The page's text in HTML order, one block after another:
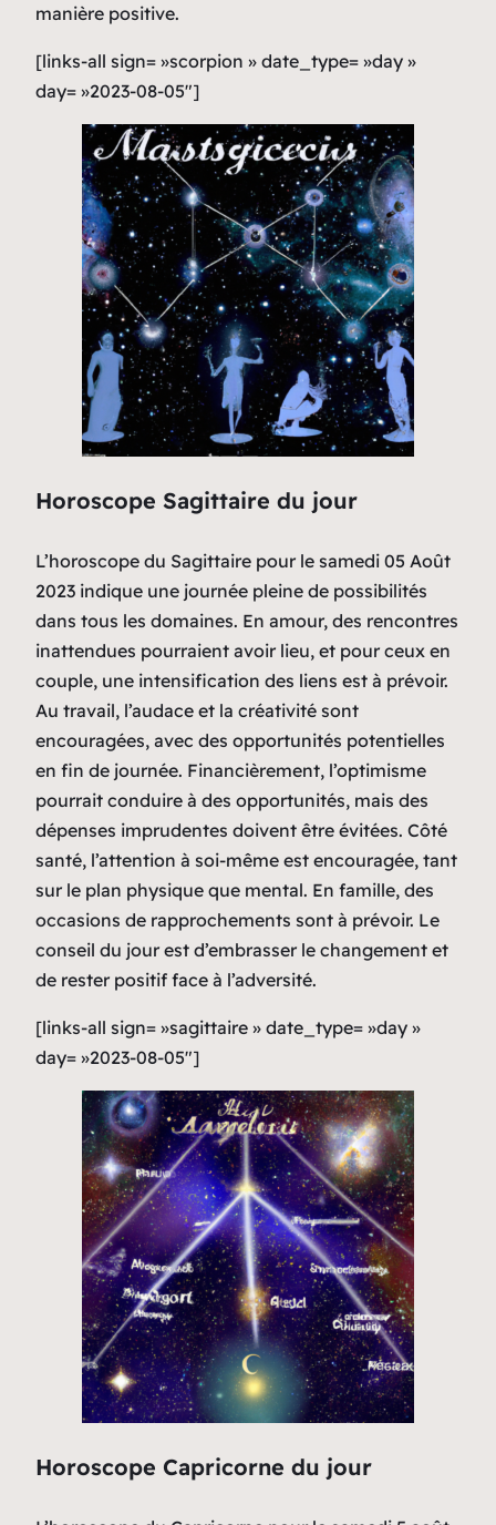
manière positive.
[links-all sign= »scorpion » date_type= »day »
day= »2023-08-05″]
Horoscope Sagittaire du jour
L’horoscope du Sagittaire pour le samedi 05 Août
2023 indique une journée pleine de possibilités
dans tous les domaines. En amour, des rencontres
inattendues pourraient avoir lieu, et pour ceux en
couple, une intensification des liens est à prévoir.
Au travail, l’audace et la créativité sont
encouragées, avec des opportunités potentielles
en fin de journée. Financièrement, l’optimisme
pourrait conduire à des opportunités, mais des
dépenses imprudentes doivent être évitées. Côté
santé, l’attention à soi-même est encouragée, tant
sur le plan physique que mental. En famille, des
occasions de rapprochements sont à prévoir. Le
conseil du jour est d’embrasser le changement et
de rester positif face à l’adversité.
[links-all sign= »sagittaire » date_type= »day »
day= »2023-08-05″]
Horoscope Capricorne du jour